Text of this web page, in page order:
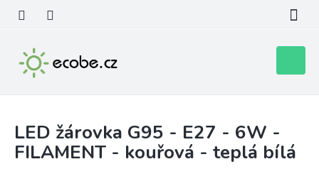
obsah
košík
LED žárovka G95 - E27 - 6W -
FILAMENT - kouřová - teplá bílá